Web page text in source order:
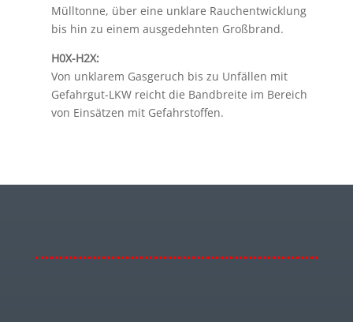
Mülltonne, über eine unklare Rauchentwicklung
bis hin zu einem ausgedehnten Großbrand.
H0X-H2X:
Von unklarem Gasgeruch bis zu Unfällen mit
Gefahrgut-LKW reicht die Bandbreite im Bereich
von Einsätzen mit Gefahrstoffen.